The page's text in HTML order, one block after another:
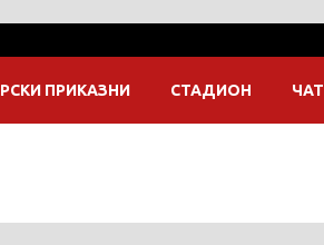
ПРИКАЗНИ СТАДИОН ЧАТ